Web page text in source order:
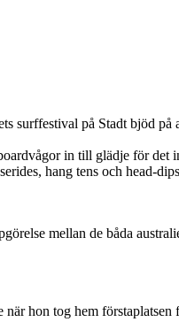
surffestival på Stadt bjöd
in till glädje för
hang tens och head-
mellan de båda
hon tog hem förstaplatsen